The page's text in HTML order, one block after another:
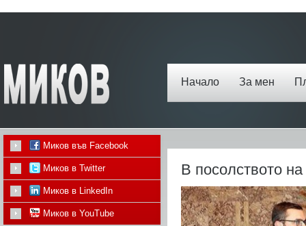
Начало За мен
В посолството
Миков във Facebook
Миков в Twitter
Миков в LinkedIn
Миков в YouTube